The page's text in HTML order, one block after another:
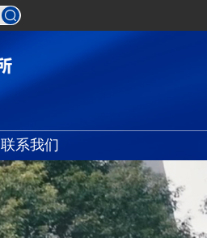
联系我们